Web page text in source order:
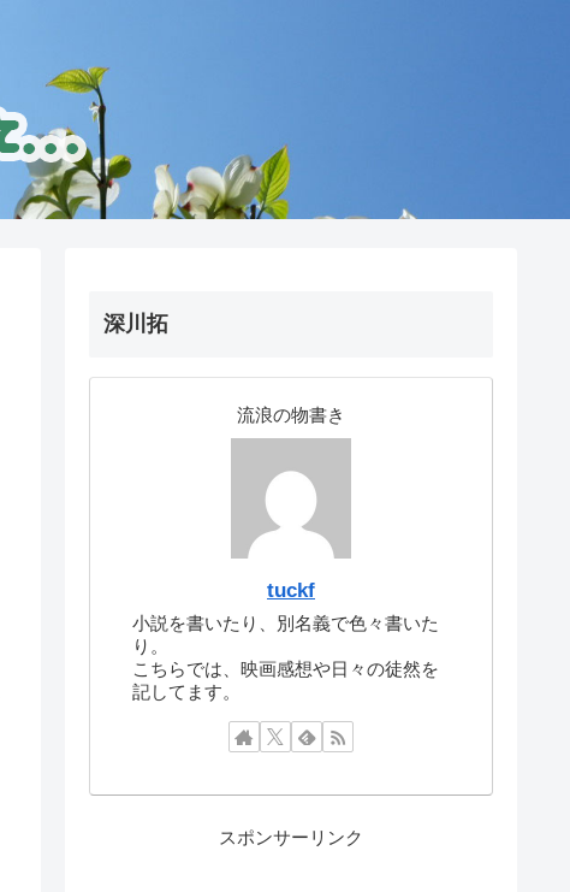
深川拓
流浪の物書き
tuckf
小説を書いたり、別名義で色々書いた
り。
こちらでは、映画感想や日々の徒然を
記してます。
スポンサーリンク